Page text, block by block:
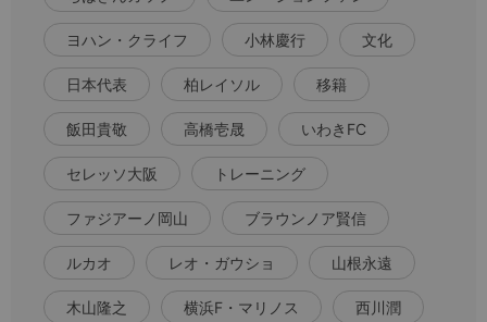
ヨハン・クライフ 小林慶行 文化
日本代表 柏レイソル 移籍
飯田貴敬 高橋壱晟 いわきFC
セレッソ大阪 トレーニング
ファジアーノ岡山 ブラウンノア賢信
ルカオ レオ・ガウショ 山根永遠
木山隆之 横浜F・マリノス 西川潤